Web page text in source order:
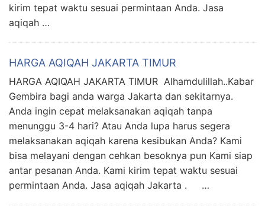
kirim tepat waktu sesuai permintaan Anda. Jasa
aqiqah …
HARGA AQIQAH JAKARTA TIMUR
HARGA AQIQAH JAKARTA TIMUR Alhamdulillah..Kabar
Gembira bagi anda warga Jakarta dan sekitarnya.
Anda ingin cepat melaksanakan aqiqah tanpa
menunggu 3-4 hari? Atau Anda lupa harus segera
melaksanakan aqiqah karena kesibukan Anda? Kami
bisa melayani dengan cehkan besoknya pun Kami siap
antar pesanan Anda. Kami kirim tepat waktu sesuai
permintaan Anda. Jasa aqiqah Jakarta . …